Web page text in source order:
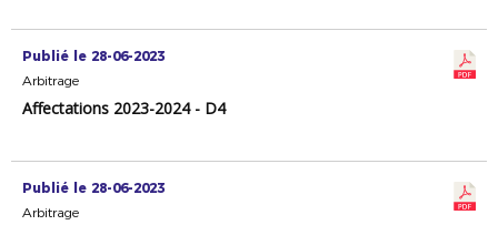
Publié le 28-06-2023
Arbitrage
Affectations 2023-2024 - D4
Publié le 28-06-2023
Arbitrage